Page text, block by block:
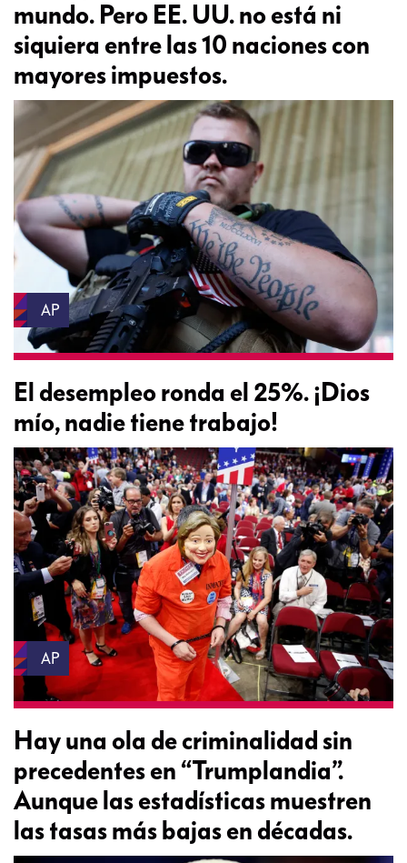
mundo. Pero EE. UU. no está ni
siquiera entre las 10 naciones con
mayores impuestos.
AP
El desempleo ronda el 25%. ¡Dios
mío, nadie tiene trabajo!
AP
Hay una ola de criminalidad sin
precedentes en “Trumplandia”.
Aunque las estadísticas muestren
las tasas más bajas en décadas.